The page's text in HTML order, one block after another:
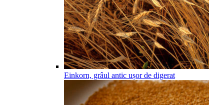
Einkorn, grâul antic ușor de digerat